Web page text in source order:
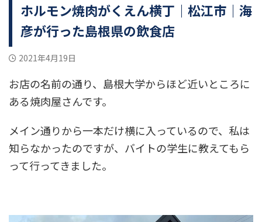
ホルモン焼肉がくえん横丁｜松江市｜海
彦が行った島根県の飲食店
2021年4月19日
お店の名前の通り、島根大学からほど近いところに
ある焼肉屋さんです。
メイン通りから一本だけ横に入っているので、私は
知らなかったのですが、バイトの学生に教えてもら
って行ってきました。